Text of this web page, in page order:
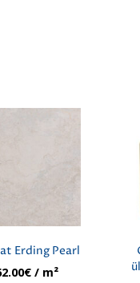
Erding Pearl
€Hinnavahemik:
/ m²